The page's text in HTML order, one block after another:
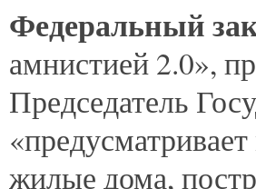
Федеральный
амнистией 2.0»,
Председатель
жилые дома,